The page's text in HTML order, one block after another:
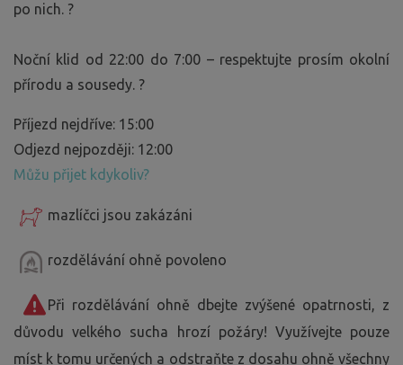
po nich. ?
Noční klid od 22:00 do 7:00 – respektujte prosím okolní
přírodu a sousedy. ?
Příjezd nejdříve: 15:00
Odjezd nejpozději: 12:00
Můžu přijet kdykoliv?
mazlíčci jsou zakázáni
rozdělávání ohně povoleno
Při rozdělávání ohně dbejte zvýšené opatrnosti, z
důvodu velkého sucha hrozí požáry! Využívejte pouze
míst k tomu určených a odstraňte z dosahu ohně všechny